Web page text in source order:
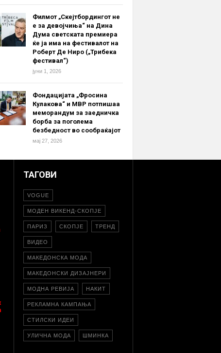
Филмот „Скејтбордингот не
е за девојчиња“ на Дина
Дума светската премиера
ќе ја има на фестивалот на
Роберт Де Ниро („Трибека
фестивал“)
јуни 1, 2026
Фондацијата „Фросина
Кулакова“ и МВР потпишаа
меморандум за заедничка
борба за поголема
безбедност во сообраќајот
мај 27, 2026
ТАГОВИ
VOGUE
МОДЕН ВИКЕНД-СКОПЈЕ
ПАРИЗ СКОПЈЕ ТРЕНД
ВИДЕО
МАКЕДОНСКА МОДА
МАКЕДОНСКИ ДИЗАЈНЕРИ
МОДНА РЕВИЈА НАКИТ
РЕКЛАМНА КАМПАЊА
СТИЛСКИ ИДЕИ
УЛИЧНА МОДА ШМИНКА